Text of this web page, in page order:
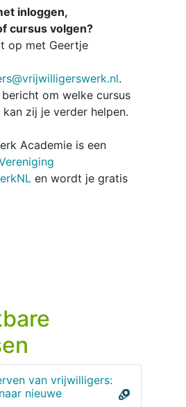
inloggen,
cursus volgen?
op met Geertje
.
om welke cursus
zij je verder helpen.
Academie is een
en wordt je gratis
van vrijwilligers:
nieuwe